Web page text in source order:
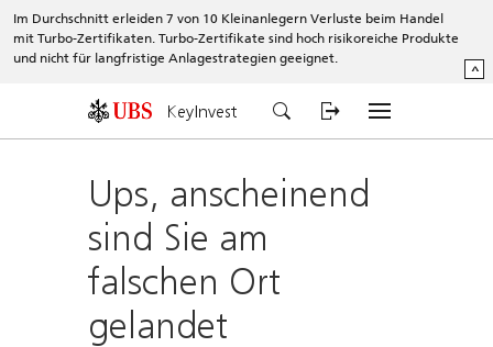
Im Durchschnitt erleiden 7 von 10 Kleinanlegern Verluste beim Handel
mit Turbo-Zertifikaten. Turbo-Zertifikate sind hoch risikoreiche Produkte
und nicht für langfristige Anlagestrategien geeignet.
^
KeyInvest
Ups, anscheinend
sind Sie am
falschen Ort
gelandet